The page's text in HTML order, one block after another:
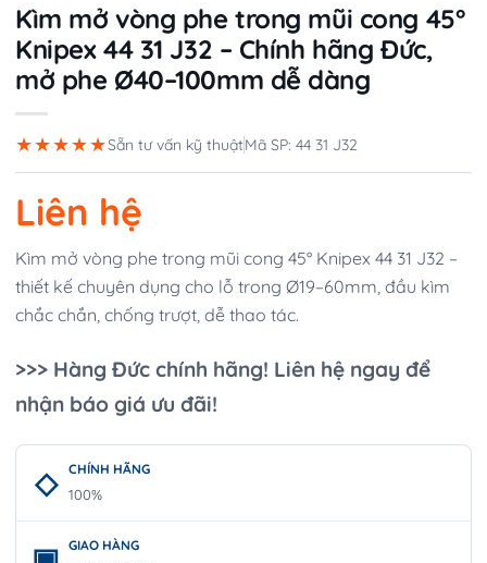
Kìm mở vòng phe trong mũi cong 45°
Knipex 44 31 J32 – Chính hãng Đức,
mở phe Ø40–100mm dễ dàng
★★★★★Sẵn tư vấn kỹ thuậtMã SP: 44 31 J32
Liên hệ
Kìm mở vòng phe trong mũi cong 45° Knipex 44 31 J32 –
thiết kế chuyên dụng cho lỗ trong Ø19–60mm, đầu kìm
chắc chắn, chống trượt, dễ thao tác.
>>> Hàng Đức chính hãng! Liên hệ ngay để
nhận báo giá ưu đãi!
CHÍNH HÃNG
100%
GIAO HÀNG